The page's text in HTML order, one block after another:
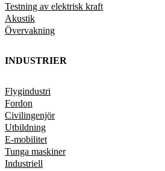
Testning av elektrisk kraft
Akustik
Övervakning
INDUSTRIER
Flygindustri
Fordon
Civilingenjör
Utbildning
E-mobilitet
Tunga maskiner
Industriell